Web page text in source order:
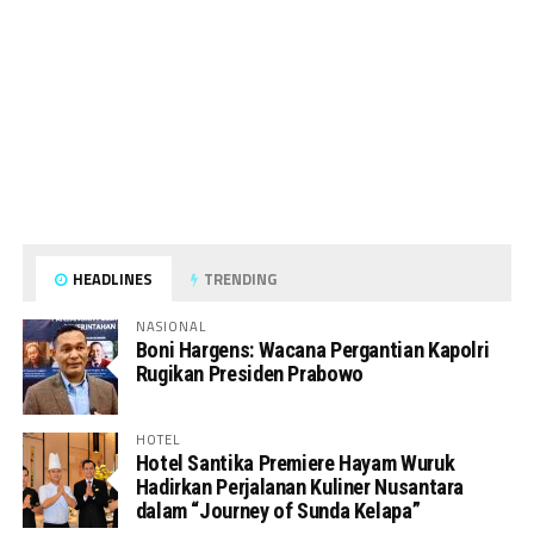
HEADLINES TRENDING
NASIONAL
Boni Hargens: Wacana Pergantian Kapolri
Rugikan Presiden Prabowo
HOTEL
Hotel Santika Premiere Hayam Wuruk
Hadirkan Perjalanan Kuliner Nusantara
dalam “Journey of Sunda Kelapa”